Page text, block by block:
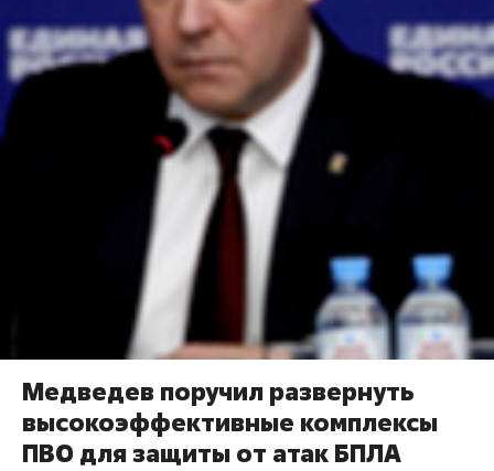
Медведев поручил развернуть
высокоэффективные комплексы
ПВО для защиты от атак БПЛА